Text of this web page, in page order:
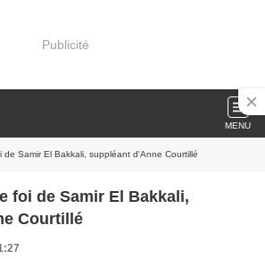
Publicité
MENU
Samir El Bakkali, suppléant d'Anne Courtillé
foi de Samir El Bakkali,
Courtillé